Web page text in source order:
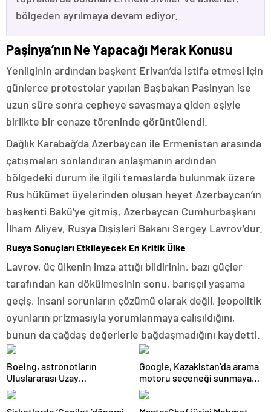
bölgeden ayrılmaya devam ediyor.
Paşinya’nın Ne Yapacağı Merak Konusu
Yenilginin ardından başkent Erivan’da istifa etmesi için
günlerce protestolar yapılan Başbakan Paşinyan ise
uzun süre sonra cepheye savaşmaya giden eşiyle
birlikte bir cenaze töreninde görüntülendi.
Dağlık Karabağ’da Azerbaycan ile Ermenistan arasında
çatışmaları sonlandıran anlaşmanın ardından
bölgedeki durum ile ilgili temaslarda bulunmak üzere
Rus hükümet üyelerinden oluşan heyet Azerbaycan’ın
başkenti Bakü’ye gitmiş, Azerbaycan Cumhurbaşkanı
İlham Aliyev, Rusya Dışişleri Bakanı Sergey Lavrov’dur.
Rusya Sonuçları Etkileyecek En Kritik Ülke
Lavrov, üç ülkenin imza attığı bildirinin, bazı güçler
tarafından kan dökülmesinin sonu, barışçıl yaşama
geçiş, insani sorunların çözümü olarak değil, jeopolitik
oyunların prizmasıyla yorumlanmaya çalışıldığını,
bunun da çağdaş değerlerle bağdaşmadığını kaydetti.
Boeing, astronotların
Uluslararası Uzay
İstasyonu’nda mahsur
kalmadığını iddia ediyor
Google, Kazakistan’da arama
motoru seçeneği sunmaya
başladı: Antitröst
uygulamaları için dönüm